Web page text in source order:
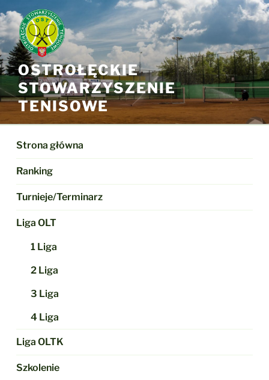
do
treści
OSTROŁĘCKIE
STOWARZYSZENIE
TENISOWE
Strona główna
Ranking
Turnieje/Terminarz
Liga OLT
1 Liga
2 Liga
3 Liga
4 Liga
Liga OLTK
Szkolenie